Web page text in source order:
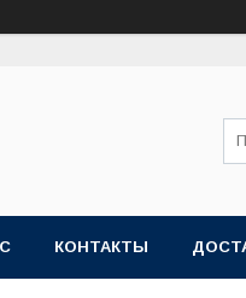
КОНТАКТЫ